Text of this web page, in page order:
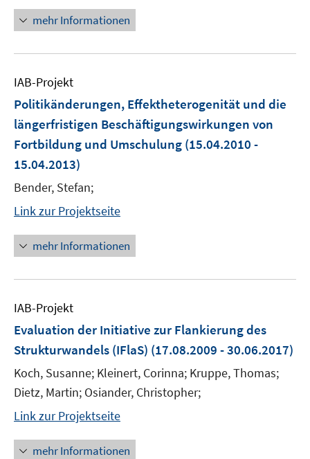
mehr Informationen
IAB-Projekt
Politikänderungen, Effektheterogenität und die
längerfristigen Beschäftigungswirkungen von
Fortbildung und Umschulung (15.04.2010 -
15.04.2013)
Bender, Stefan;
Link zur Projektseite
mehr Informationen
IAB-Projekt
Evaluation der Initiative zur Flankierung des
Strukturwandels (IFlaS) (17.08.2009 - 30.06.2017)
Koch, Susanne; Kleinert, Corinna; Kruppe, Thomas;
Dietz, Martin; Osiander, Christopher;
Link zur Projektseite
mehr Informationen